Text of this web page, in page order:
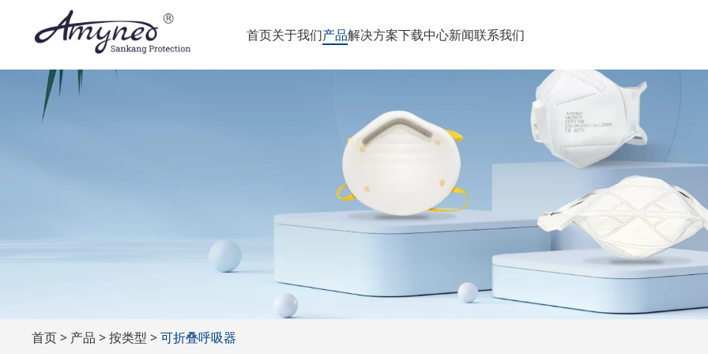
首页关于我们产品解决方案下载中心新闻联系我们
首页 产品 按类型 可折叠呼吸器